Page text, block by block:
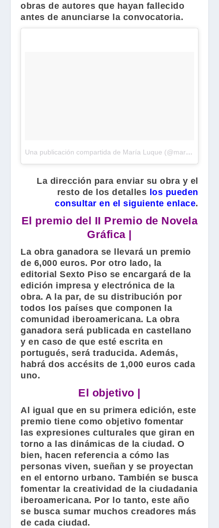
obras de autores que hayan fallecido
antes de anunciarse la convocatoria.
Una publicación compartida de María Luque (@maria.j.luque)
La dirección para enviar su obra y el
resto de los detalles los pueden
consultar en el siguiente enlace.
El premio del II Premio de Novela
Gráfica |
La obra ganadora se llevará un premio
de 6,000 euros. Por otro lado, la
editorialSexto Piso se encargará de la
edición impresa y electrónica de la
obra. A la par, de su distribución por
todos los países que componen la
comunidad iberoamericana. La obra
ganadora será publicada en castellano
y en caso de que esté escrita en
portugués, será traducida. Además,
habrá dos accésits de 1,000 euros cada
uno.
El objetivo |
Al igual que en su primera edición, este
premio tiene como objetivo fomentar
las expresiones culturales que giran en
torno a las dinámicas de la ciudad. O
bien, hacen referencia a cómo las
personas viven, sueñan y se proyectan
en el entorno urbano. También se busca
fomentar la creatividad de la ciudadania
iberoamericana. Por lo tanto, este año
se busca sumar muchos creadores más
de cada ciudad.